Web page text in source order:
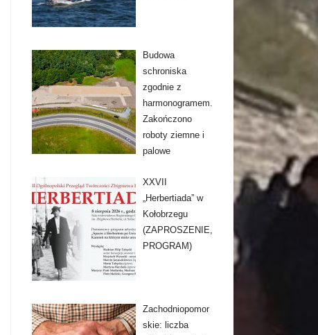
Budowa
schroniska
zgodnie z
harmonogramem.
Zakończono
roboty ziemne i
palowe
XXVII
„Herbertiada” w
Kołobrzegu
(ZAPROSZENIE,
PROGRAM)
Zachodniopomor
skie: liczba